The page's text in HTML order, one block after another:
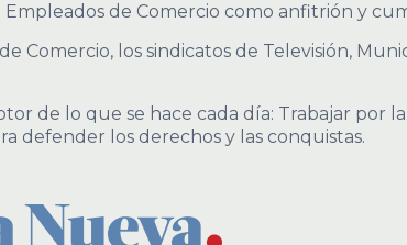
de Comercio como anfitrión y
Comercio, los sindicatos de Televisión,
de lo que se hace cada día: Trabajar por
defender los derechos y las conquistas.